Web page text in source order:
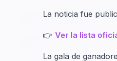
La noticia fue
👉 Ver la lista
La gala de